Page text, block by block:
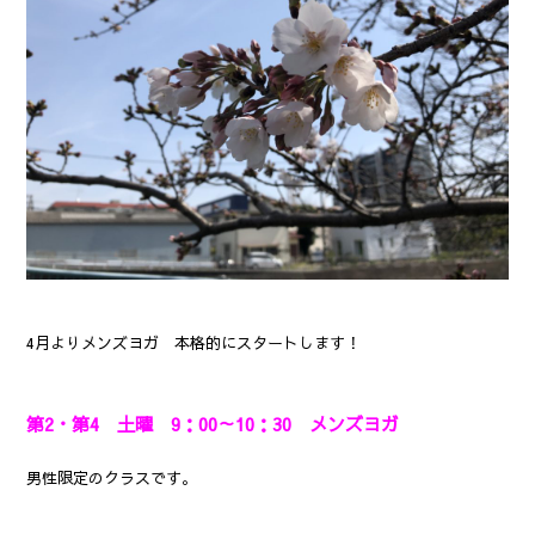
4月よりメンズヨガ 本格的にスタートします！
第2・第4 土曜 9：00～10：30 メンズヨガ
男性限定のクラスです。